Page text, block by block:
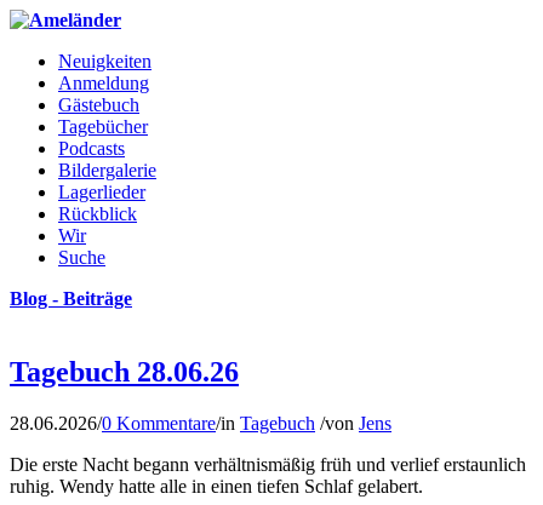
Neuigkeiten
Anmeldung
Gästebuch
Tagebücher
Podcasts
Bildergalerie
Lagerlieder
Rückblick
Wir
Suche
Blog - Beiträge
Tagebuch 28.06.26
28.06.2026/0 Kommentare/in Tagebuch /von Jens
Die erste Nacht begann verhältnismäßig früh und verlief erstaunlich
ruhig. Wendy hatte alle in einen tiefen Schlaf gelabert.